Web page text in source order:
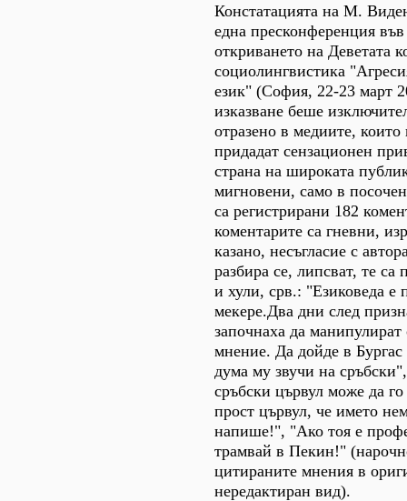
Констатацията на М.
една пресконференция във
откриването на Деветата
социолингвистика
език" (София, 22-23 март
изказване беше
отразено в медиите, които
придадат сензационен
страна на широката
мигновени, само в
са регистрирани 182
коментарите са гневни,
казано, несъгласие с
разбира се, липсват, те са
и хули, срв.: "Езиковеда е
мекере.Два дни след
започнаха да
мнение. Да дойде в
дума му звучи на
сръбски цървул може да
прост цървул, че името
напише!", "Ако тоя е
трамвай в Пекин!"
цитираните мнения в
нередактиран вид).